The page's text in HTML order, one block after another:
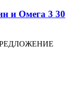
и Омега 3 30